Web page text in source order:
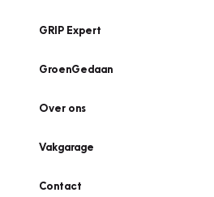
GRIP Expert
GroenGedaan
Over ons
Vakgarage
Contact